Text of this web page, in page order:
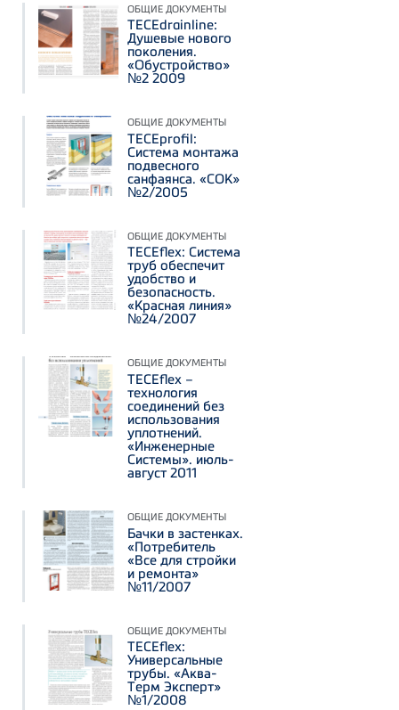
ОБЩИЕ ДОКУМЕНТЫ
TECEdrainline:
Душевые нового
поколения.
«Обустройство»
№2 2009
ОБЩИЕ ДОКУМЕНТЫ
TECEprofil:
Система монтажа
подвесного
санфаянса. «СОК»
№2/2005
ОБЩИЕ ДОКУМЕНТЫ
TECEflex: Система
труб обеспечит
удобство и
безопасность.
«Красная линия»
№24/2007
ОБЩИЕ ДОКУМЕНТЫ
TECEflex –
технология
соединений без
использования
уплотнений.
«Инженерные
Системы». июль-
август 2011
ОБЩИЕ ДОКУМЕНТЫ
Бачки в застенках.
«Потребитель
«Все для стройки
и ремонта»
№11/2007
ОБЩИЕ ДОКУМЕНТЫ
TECEflex:
Универсальные
трубы. «Аква-
Терм Эксперт»
№1/2008